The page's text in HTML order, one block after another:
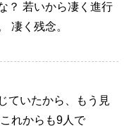
？ 若いから凄く進行
凄く残念。
ていたから、もう見
れからも9人で